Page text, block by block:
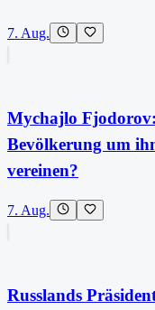
7. Aug.
Mychajlo
Bevölkerung um
vereinen?
7. Aug.
Russlands